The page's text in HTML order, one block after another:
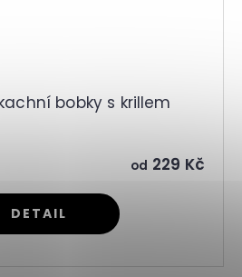
bobky s krillem
od 229 Kč
DETAIL